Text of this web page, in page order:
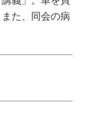
た、同会の病